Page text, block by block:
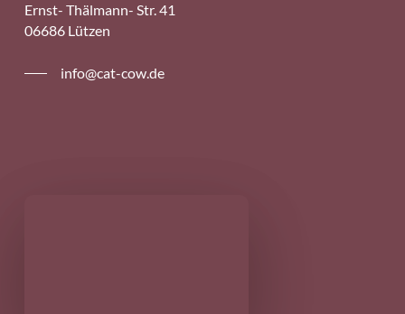
Ernst- Thälmann- Str. 41
06686 Lützen
info@cat-cow.de